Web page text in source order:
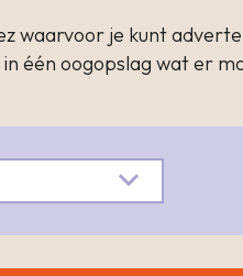
waarvoor je kunt
één oogopslag wat er